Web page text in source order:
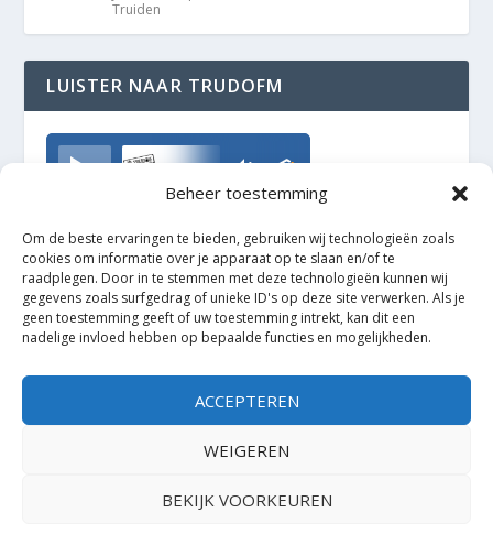
Beheer toestemming
Om de beste ervaringen te bieden, gebruiken wij technologieën zoals
cookies om informatie over je apparaat op te slaan en/of te
raadplegen. Door in te stemmen met deze technologieën kunnen wij
gegevens zoals surfgedrag of unieke ID's op deze site verwerken. Als je
geen toestemming geeft of uw toestemming intrekt, kan dit een
nadelige invloed hebben op bepaalde functies en mogelijkheden.
ACCEPTEREN
WEIGEREN
BEKIJK VOORKEUREN
Truiden
LUISTER NAAR TRUDOFM
TrudoFM
Elegant Themes| Mogelijk gemaakt door